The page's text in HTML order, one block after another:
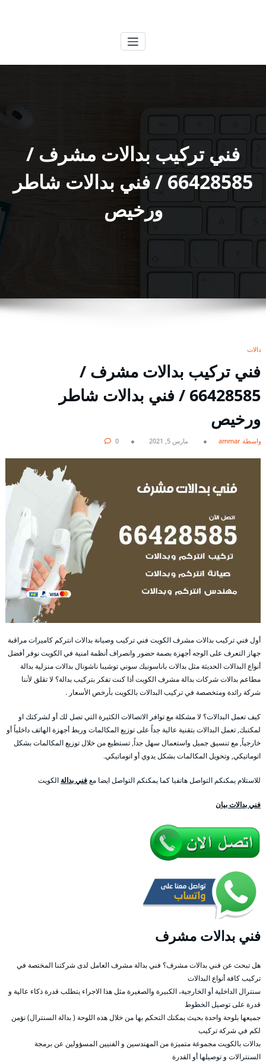
فني تركيب بدالات مشرف /
66428585 / فني بدالات شاطر
ورخيص
بدالات
فني تركيب بدالات مشرف /
66428585 / فني بدالات شاطر
ورخيص
بواسطة ammar مارس 5, 2021 0
أول فني تركيب بدالات مشرف الكويت فني تركيب وصيانة بدالات انتركم كاميرات مراقبة
جهاز التعرف على الوجه أجهزة بصمة حضور وانصراف أنظمة امنية في الكويت نوفر أفضل
أنواع البدالات الحديثة مثل بدالات باناسونيك سوني توشيبا ناشونال بدالات منزلية بدالة
مطاعم بدالات شركات بدالة مشرف الكويت أذا كنت تفكر بتركيب بدالة؟ لا تقلق لأننا
شركة رائدة ومتخصصة في تركيب البدالات بالكويت بأرخص الأسعار .
كيف تعمل البدالات؟ لا مشكلة مع توافر الاتصالات الكثيرة التي تصل لك أو لشركتك او
لمكتبك, تعمل البدالات بتقنية عالية جداً على توزيع المكالمات وربط أجهزة الهاتف داخلياً أو
خارجياً, مع تنسيق جميل واستعمال سهل جداً, تستطيع من خلال توزيع المكالمات بشكل
اتوماتيكي, وتحويل المكالمات بشكل يدوي أو اتوماتيكي.
للاستلام يمكنكم التواصل هاتفيا كما يمكنكم التواصل ايضا معفني بدالة الكويت
فني بدالات بيان
فني بدالات مشرف
هل تبحث عن فني بدالات مشرف؟ فني بدالة مشرف العامل لدى شركتنا المختصة في
تركيب كافة أنواع البدالات
سنترال الداخلية أو الخارجية، الكبيرة والصغيرة مثل هذا الاجراء يتطلب قدرة ذكاء عالية و
قدرة على توصيل الخطوط
جميعها بلوحة واحدة بحيث يمكنك التحكم بها من خلال هذه اللوحة ( بدالة السنترال) نؤمن
لكم في شركة تركيب
بدالات بالكويت مجموعة متميزة من المهندسين و الفنيين المسؤولين عن برمجة
السنترالات و توصيلها أو القدرة